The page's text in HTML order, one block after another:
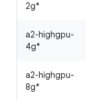
2g*
a2-highgpu-
4g*
a2-highgpu-
8g*